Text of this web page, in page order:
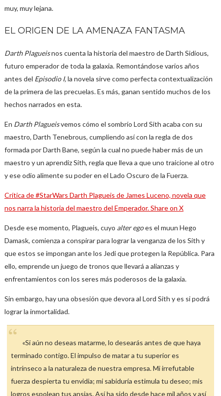
muy, muy lejana.
EL ORIGEN DE LA AMENAZA FANTASMA
Darth Plagueisnos cuenta la historia del maestro de Darth Sidious,
futuro emperador de toda la galaxia. Remontándose varios años
antes del Episodio I,la novela sirve como perfecta contextualización
de la primera de las precuelas. Es más, ganan sentido muchos de los
hechos narrados en esta.
En Darth Plagueisvemos cómo el sombrío Lord Sith acaba con su
maestro, Darth Tenebrous, cumpliendo así con la regla de dos
formada por Darth Bane, según la cual no puede haber más de un
maestro y un aprendiz Sith, regla que lleva a que uno traicione al otro
y ese odio alimente su poder en el Lado Oscuro de la Fuerza.
Crítica de #StarWars Darth Plagueis de James Luceno, novela que
nos narra la historia del maestro del Emperador.Share on X
Desde ese momento, Plagueis, cuyo alter egoes el muun Hego
Damask, comienza a conspirar para lograr la venganza de los Sith y
que estos se impongan ante los Jedi que protegen la República. Para
ello, emprende un juego de tronos que llevará a alianzas y
enfrentamientos con los seres más poderosos de la galaxia.
Sin embargo, hay una obsesión que devora al Lord Sith y es si podrá
lograr la inmortalidad.
«Si aún no deseas matarme, lo desearás antes de que haya
terminado contigo. El impulso de matar a tu superior es
intrínseco a la naturaleza de nuestra empresa. Mi irrefutable
fuerza despierta tu envidia; mi sabiduría estimula tu deseo; mis
logros espolean tus ansias. Así ha sido desde hace mil años y así